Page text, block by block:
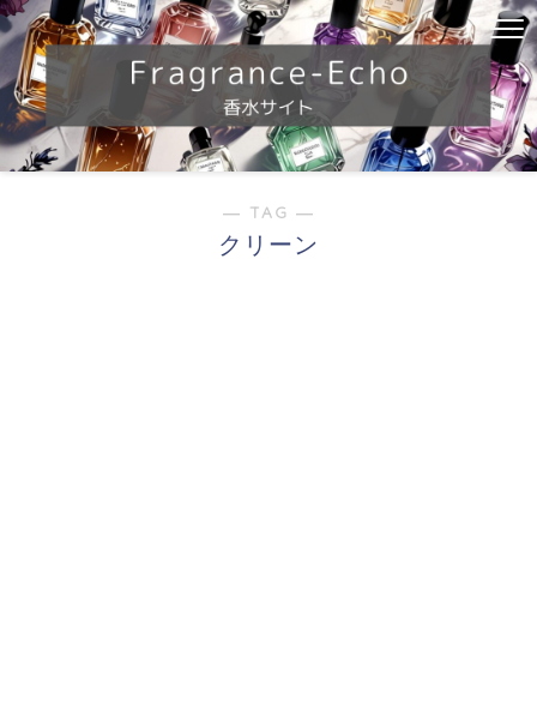
― TAG ―
クリーン